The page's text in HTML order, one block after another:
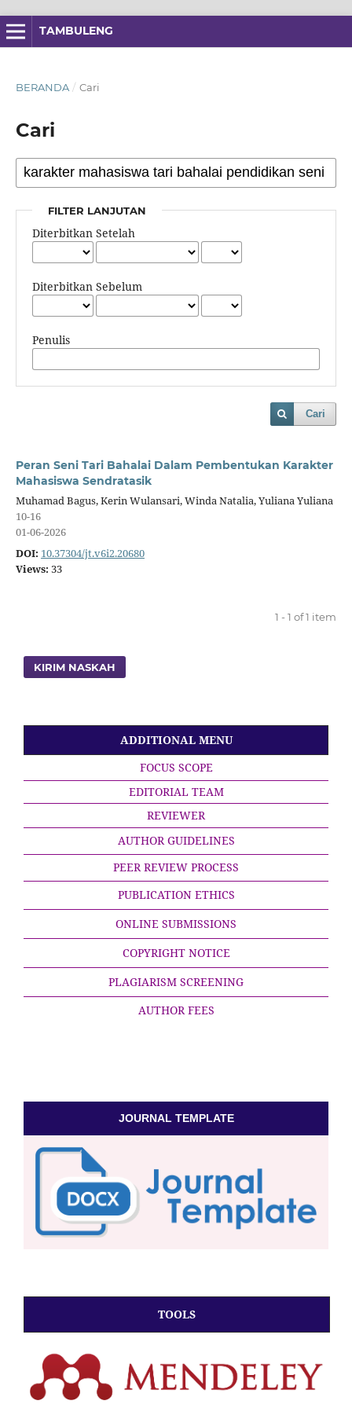
TAMBULENG
BERANDA / Cari
Cari
FILTER LANJUTAN
Diterbitkan Setelah
Diterbitkan Sebelum
Penulis
Cari
Peran Seni Tari Bahalai Dalam Pembentukan Karakter
Mahasiswa Sendratasik
Muhamad Bagus, Kerin Wulansari, Winda Natalia, Yuliana Yuliana
10-16
01-06-2026
DOI: 10.37304/jt.v6i2.20680
Views: 33
1 - 1 of 1 item
KIRIM NASKAH
ADDITIONAL MENU
FOCUS SCOPE
EDITORIAL TEAM
REVIEWER
AUTHOR GUIDELINES
PEER REVIEW PROCESS
PUBLICATION ETHICS
ONLINE SUBMISSIONS
COPYRIGHT NOTICE
PLAGIARISM SCREENING
AUTHOR FEES
JOURNAL TEMPLATE
TOOLS